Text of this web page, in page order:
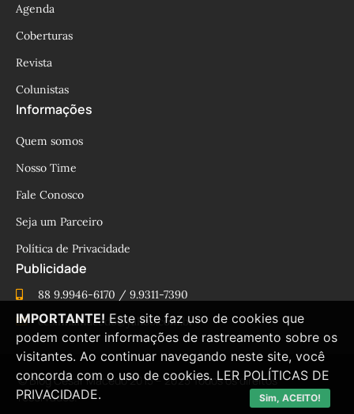
Agenda
Coberturas
Revista
Colunistas
Informações
Quem somos
Nosso Time
Fale Conosco
Seja um Parceiro
Política de Privacidade
Publicidade
88 9.9946-6170 / 9.9311-7390
cesinhamacedo@yahoo.com.br
© Blog César Macêdo 2015 – 2025 Todos os direitos
reservados.
IMPORTANTE! Este site faz uso de cookies que
podem conter informações de rastreamento sobre os
visitantes. Ao continuar navegando neste site, você
concorda com o uso de cookies. LER POLÍTICAS DE
PRIVACIDADE.
Sim, ACEITO!